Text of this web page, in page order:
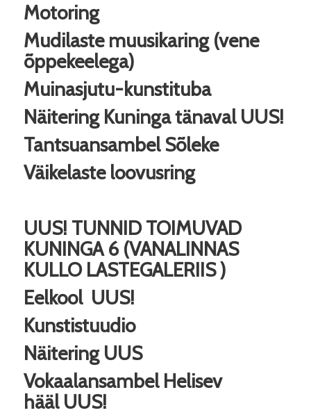
Motoring
Mudilaste muusikaring (vene
õppekeelega)
Muinasjutu-kunstituba
Näitering Kuninga tänaval UUS!
Tantsuansambel Sõleke
Väikelaste loovusring
UUS! TUNNID TOIMUVAD
KUNINGA 6 (VANALINNAS
KULLO LASTEGALERIIS )
Eelkool UUS!
Kunstistuudio
Näitering UUS
Vokaalansambel Helisev
häälUUS!